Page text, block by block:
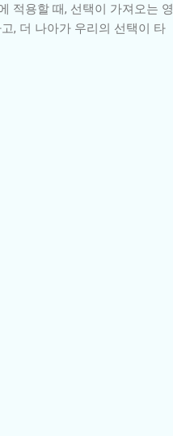
적용할 때, 선택이 가져오는 영
, 더 나아가 우리의 선택이 타